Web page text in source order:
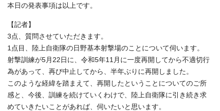
本日の発表事項は以上です。
【記者】
3点、質問させていただきます。
1点目、陸上自衛隊の日野基本射撃場のことについて伺います。
射撃訓練が5月22日に、令和5年11月に一度再開してから不適切行
為があって、再び中止してから、半年ぶりに再開しました。
このような経緯を踏まえて、再開したということについてのご所
感と、今後、訓練を続けていくわけで、陸上自衛隊に引き続き求
めていきたいことがあれば、伺いたいと思います。